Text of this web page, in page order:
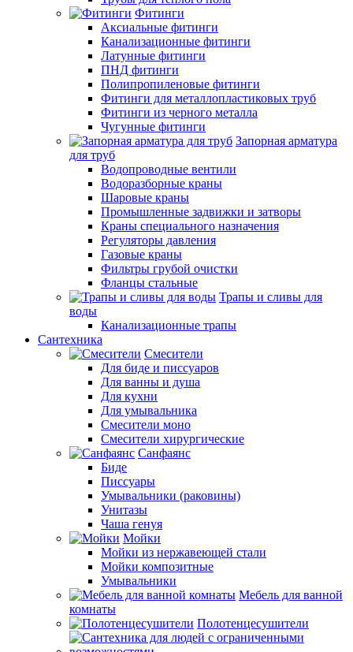
Фитинги
Аксиальные фитинги
Канализационные фитинги
Латунные фитинги
ПНД фитинги
Полипропиленовые фитинги
Фитинги для металлопластиковых труб
Фитинги из черного металла
Чугунные фитинги
Запорная арматура
для труб
Водопроводные вентили
Водоразборные краны
Шаровые краны
Промышленные задвижки и затворы
Краны специального назначения
Регуляторы давления
Газовые краны
Фильтры грубой очистки
Фланцы стальные
Трапы и сливы для
воды
Канализационные трапы
Сантехника
Смесители
Для биде и писсуаров
Для ванны и душа
Для кухни
Для умывальника
Смесители моно
Смесители хирургические
Санфаянс
Биде
Писсуары
Умывальники (раковины)
Унитазы
Чаша генуя
Мойки
Мойки из нержавеющей стали
Мойки композитные
Умывальники
Мебель для ванной
комнаты
Полотенцесушители